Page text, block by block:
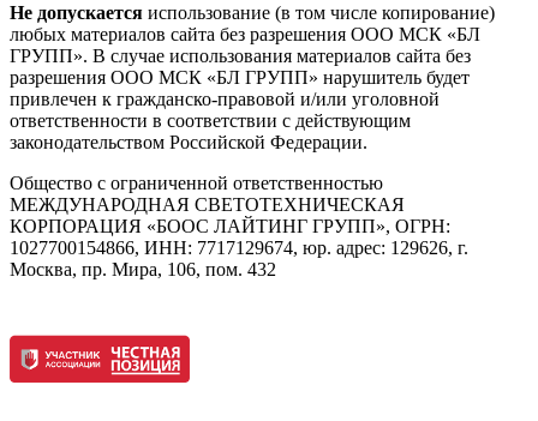
Не допускается использование (в том числе копирование)
любых материалов сайта без разрешения ООО МСК «БЛ
ГРУПП». В случае использования материалов сайта без
разрешения ООО МСК «БЛ ГРУПП» нарушитель будет
привлечен к гражданско-правовой и/или уголовной
ответственности в соответствии с действующим
законодательством Российской Федерации.
Общество с ограниченной ответственностью
МЕЖДУНАРОДНАЯ СВЕТОТЕХНИЧЕСКАЯ
КОРПОРАЦИЯ «БООС ЛАЙТИНГ ГРУПП», ОГРН:
1027700154866, ИНН: 7717129674, юр. адрес: 129626, г.
Москва, пр. Мира, 106, пом. 432